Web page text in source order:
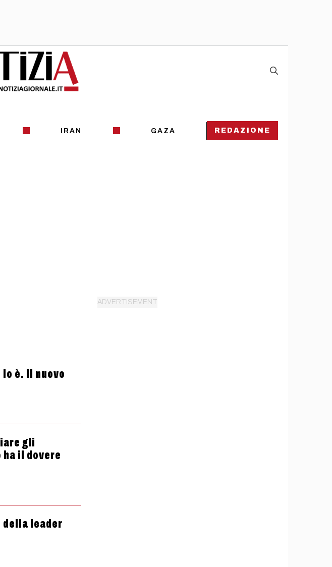
IRAN GAZA REDAZIONE
è. Il nuovo
gli
il dovere
della leader